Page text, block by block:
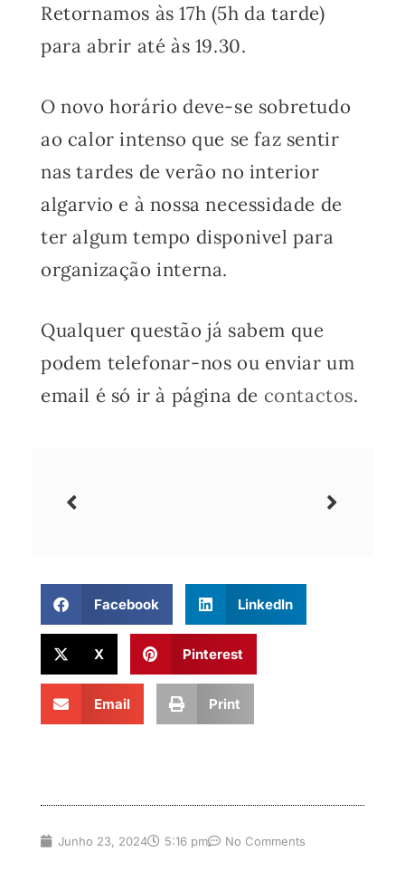
Retornamos às 17h (5h da tarde)
para abrir até às 19.30.
O novo horário deve-se sobretudo
ao calor intenso que se faz sentir
nas tardes de verão no interior
algarvio e à nossa necessidade de
ter algum tempo disponivel para
organização interna.
Qualquer questão já sabem que
podem telefonar-nos ou enviar um
email é só ir à página de contactos.
Facebook LinkedIn
X Pinterest
Email Print
Junho 23, 2024 5:16 pm No Comments